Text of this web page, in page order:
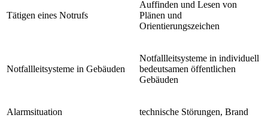
Tätigen eines Notrufs
Auffinden und Lesen von
Plänen und
Orientierungszeichen
Notfallleitsysteme in Gebäuden
Notfallleitsysteme in individuell
bedeutsamen öffentlichen
Gebäuden
Alarmsituation technische Störungen, Brand